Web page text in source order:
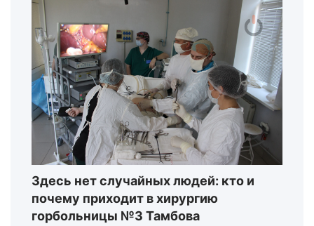
Здесь нет случайных людей: кто и
почему приходит в хирургию
горбольницы №3 Тамбова